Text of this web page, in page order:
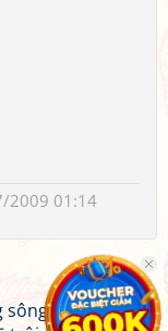
2009 01:14
sông